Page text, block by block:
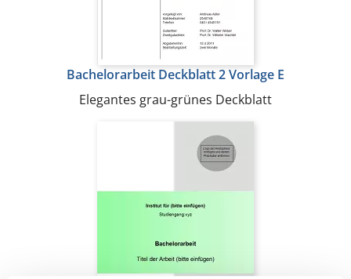
Bachelorarbeit Deckblatt 2 Vorlage E
Elegantes grau-grünes Deckblatt